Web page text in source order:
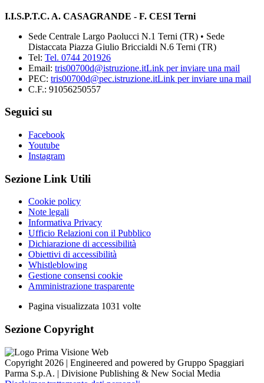
I.I.S.P.T.C. A. CASAGRANDE - F. CESI Terni
Sede Centrale Largo Paolucci N.1 Terni (TR) • Sede
Distaccata Piazza Giulio Briccialdi N.6 Terni (TR)
Tel: Tel. 0744 201926
Email: tris00700d@istruzione.itLink per inviare una mail
PEC: tris00700d@pec.istruzione.itLink per inviare una mail
C.F.: 91056250557
Seguici su
Facebook
Youtube
Instagram
Sezione Link Utili
Cookie policy
Note legali
Informativa Privacy
Ufficio Relazioni con il Pubblico
Dichiarazione di accessibilità
Obiettivi di accessibilità
Whistleblowing
Gestione consensi cookie
Amministrazione trasparente
Pagina visualizzata 1031 volte
Sezione Copyright
Copyright 2026 | Engineered and powered by Gruppo Spaggiari
Parma S.p.A. | Divisione Publishing & New Social Media